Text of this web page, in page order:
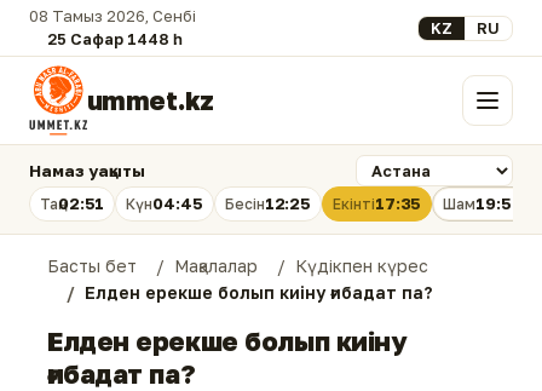
08 Тамыз 2026, Сенбі
25 Сафар 1448 һ.
Select your
KZ RU
ummet.kz Мәзір
Намаз уақыты
Таң02:51 Күн04:45 Бесін12:25 Екінті17:35 Шам19:54
Басты бет Мақалалар
Күдікпен күрес
Елден ерекше болып киіну ғибадат па?
Елден ерекше болып киіну
ғибадат па?